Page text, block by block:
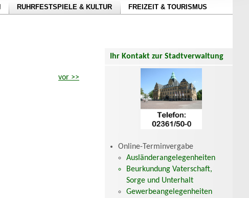
RUHRFESTSPIELE & KULTUR FREIZEIT & TOURISMUS
vor >>
Ihr Kontakt zur Stadtverwaltung
Online-Terminvergabe
Ausländerangelegenheiten
Beurkundung Vaterschaft,
Sorge und Unterhalt
Gewerbeangelegenheiten